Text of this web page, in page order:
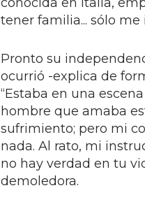
tener familia... sólo
Pronto su
ocurrió -explica de
“Estaba en una
hombre que amaba
sufrimiento; pero mi
nada. Al rato, mi
no hay verdad en tu
demoledora.